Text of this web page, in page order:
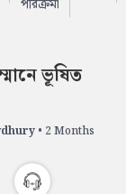
পরিক্রমা
ভূষিত
• 2 Months